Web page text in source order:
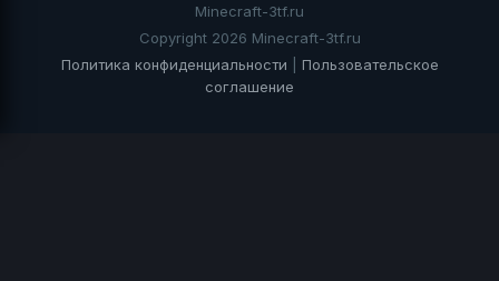
Minecraft-3tf.ru
Copyright 2026 Minecraft-3tf.ru
Политика конфиденциальности
Пользовательское
соглашение